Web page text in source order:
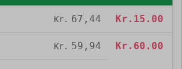
Kr. 67,44 Kr. 15.00
Kr. 59,94 Kr. 60.00